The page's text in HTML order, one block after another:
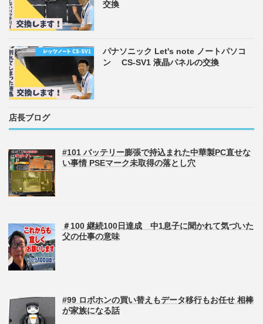
交換
パナソニック Let's note ノートパソコ
ン CS-SV1 液晶パネルの交換
店長ブログ
#101 バッテリー膨張で持込まれた中華製PC直せな
い事情 PSEマーク未取得の落とし穴
＃100 継続100日達成 中1息子に聞かれて気づいた
父の仕事の意味
#99 ロボホンの買い替えもデータ移行もお任せ 相棒
が家族になる話